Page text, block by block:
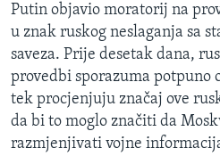
Putin objavio moratorij na
u znak ruskog neslaganja sa
saveza. Prije desetak dana,
provedbi sporazuma potpuno
tek procjenjuju značaj ove
da bi to moglo značiti da
razmjenjivati vojne